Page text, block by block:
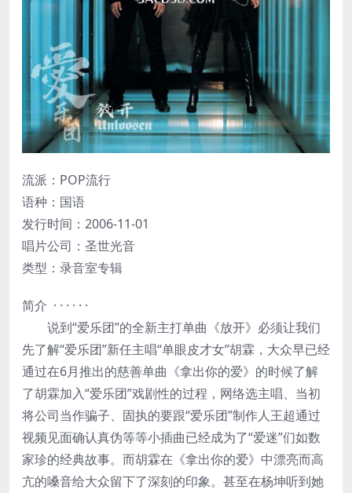
流派：POP流行
语种：国语
发行时间：2006-11-01
唱片公司：圣世光音
类型：录音室专辑
简介 · · · · · ·
说到“爱乐团”的全新主打单曲《放开》必须让我们
先了解“爱乐团”新任主唱“单眼皮才女”胡霖，大众早已经
通过在6月推出的慈善单曲《拿出你的爱》的时候了解
了胡霖加入“爱乐团”戏剧性的过程，网络选主唱、当初
将公司当作骗子、固执的要跟“爱乐团”制作人王超通过
视频见面确认真伪等等小插曲已经成为了“爱迷”们如数
家珍的经典故事。而胡霖在《拿出你的爱》中漂亮而高
亢的嗓音给大众留下了深刻的印象。甚至在杨坤听到她